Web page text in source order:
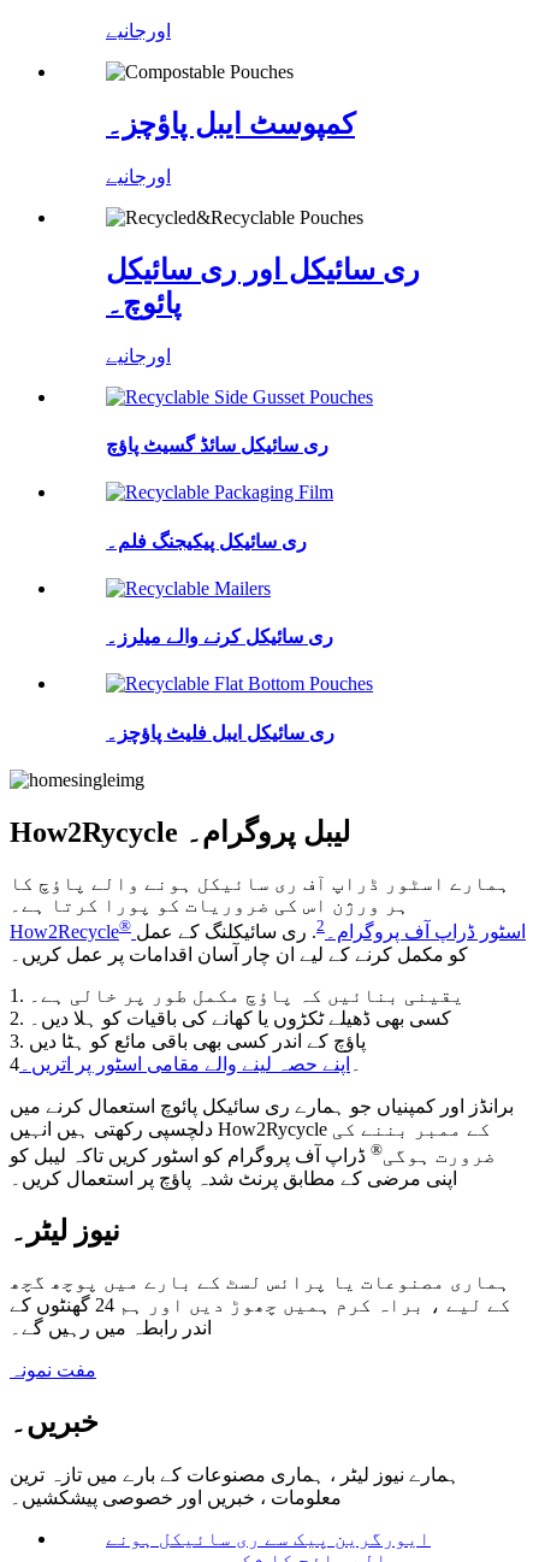
اورجانیے
کمپوسٹ ایبل پاؤچز۔
اورجانیے
ری سائیکل اور ری سائیکل
پائوچ۔
اورجانیے
ری سائیکل سائڈ گسیٹ پاؤچ
ری سائیکل پیکیجنگ فلم۔
ری سائیکل کرنے والے میلرز۔
ری سائیکل ایبل فلیٹ پاؤچز۔
How2Rycycle لیبل پروگرام۔
ہمارے اسٹور ڈراپ آف ری سائیکل ہونے والے پاؤچ کا
ہر ورژن اس کی ضروریات کو پورا کرتا ہے۔
How2Recycle® اسٹور ڈراپ آف پروگرام۔ 2. ری سائیکلنگ کے عمل
کو مکمل کرنے کے لیے ان چار آسان اقدامات پر عمل کریں۔
1. یقینی بنائیں کہ پاؤچ مکمل طور پر خالی ہے۔
2. کسی بھی ڈھیلے ٹکڑوں یا کھانے کی باقیات کو ہلا دیں۔
3. پاؤچ کے اندر کسی بھی باقی مائع کو ہٹا دیں
اپنے حصہ لینے والے مقامی اسٹور پر اتریں۔
برانڈز اور کمپنیاں جو ہمارے ری سائیکل پائوچ استعمال کرنے میں
دلچسپی رکھتی ہیں انہیں How2Rycycle کے ممبر بننے کی
ضرورت ہوگی® ڈراپ آف پروگرام کو اسٹور کریں تاکہ لیبل کو
اپنی مرضی کے مطابق پرنٹ شدہ پاؤچ پر استعمال کریں۔
نیوز لیٹر۔
ہماری مصنوعات یا پرائس لسٹ کے بارے میں پوچھ گچھ
کے لیے ، براہ کرم ہمیں چھوڑ دیں اور ہم 24 گھنٹوں کے
اندر رابطہ میں رہیں گے۔
مفت نمونہ
خبریں۔
ہمارے نیوز لیٹر ، ہماری مصنوعات کے بارے میں تازہ ترین
معلومات ، خبریں اور خصوصی پیشکشیں۔
ایورگرین پیک سے ری سائیکل ہونے